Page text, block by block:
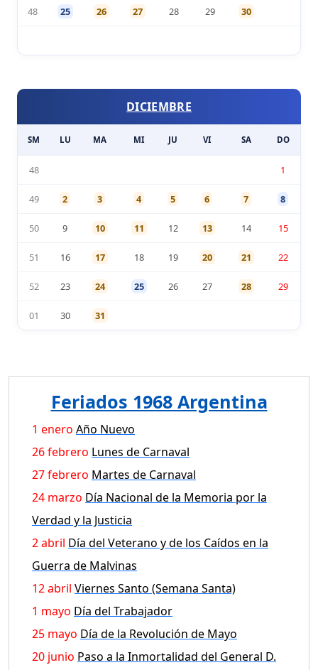
48 25 26 27 28 29 30
DICIEMBRE
SM LU MA MI JU VI SA DO
48 1
49 2 3 4 5 6 7 8
50 9 10 11 12 13 14 15
51 16 17 18 19 20 21 22
52 23 24 25 26 27 28 29
01 30 31
Feriados 1968 Argentina
1 enero Año Nuevo
26 febrero Lunes de Carnaval
27 febrero Martes de Carnaval
24 marzo Día Nacional de la Memoria por la
Verdad y la Justicia
2 abril Día del Veterano y de los Caídos en la
Guerra de Malvinas
12 abril Viernes Santo (Semana Santa)
1 mayo Día del Trabajador
25 mayo Día de la Revolución de Mayo
20 junio Paso a la Inmortalidad del General D.